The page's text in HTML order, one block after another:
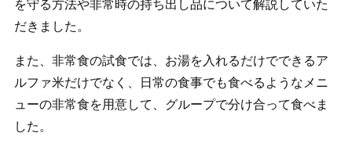
を守る方法や非常時の持ち出し品について解説していた
だきました。
また、非常食の試食では、お湯を入れるだけでできるア
ルファ米だけでなく、日常の食事でも食べるようなメニ
ューの非常食を用意して、グループで分け合って食べま
した。